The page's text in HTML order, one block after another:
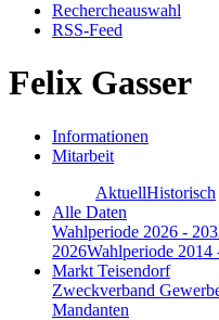
Rechercheauswahl
RSS-Feed
Felix Gasser
Informationen
Mitarbeit
AktuellHistorisch
Alle Daten
Wahlperiode 2026 -
2026Wahlperiode 2014
Markt Teisendorf
Zweckverband
Mandanten